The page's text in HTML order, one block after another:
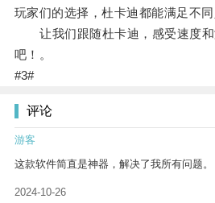
玩家们的选择，杜卡迪都能满足不同
让我们跟随杜卡迪，感受速度和
吧！。
#3#
评论
游客
这款软件简直是神器，解决了我所有问题。
2024-10-26